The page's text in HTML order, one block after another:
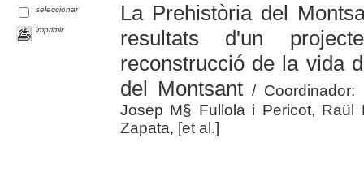
seleccionar
imprimir
La Prehistòria del
resultats d'un
reconstrucció de la vida
del Montsant /
Josep M§ Fullola i Pericot,
Zapata, [et al.]